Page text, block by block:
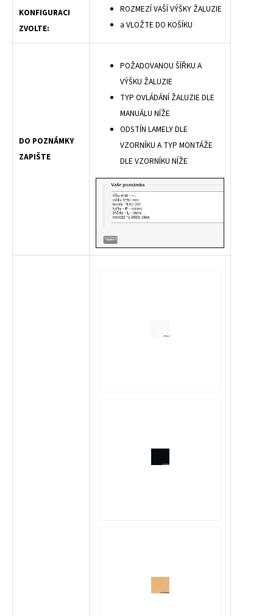
KONFIGURACI
ZVOLTE:
ROZMEZÍ VAŠÍ VÝŠKY ŽALUZIE
a VLOŽTE DO KOŠÍKU
DO POZNÁMKY
ZAPIŠTE
POŽADOVANOU ŠÍŘKU A
VÝŠKU ŽALUZIE
TYP OVLÁDÁNÍ ŽALUZIE DLE
MANUÁLU NÍŽE
ODSTÍN LAMELY DLE
VZORNÍKU A TYP MONTÁŽE
DLE VZORNÍKU NÍŽE